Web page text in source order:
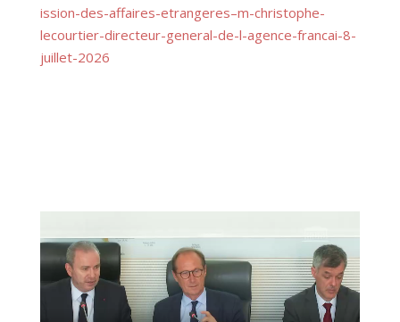
ission-des-affaires-etrangeres–m-christophe-
lecourtier-directeur-general-de-l-agence-francai-8-
juillet-2026